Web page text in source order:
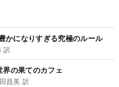
になりすぎる究極のルール
訳
の果てのカフェ
昌美 訳